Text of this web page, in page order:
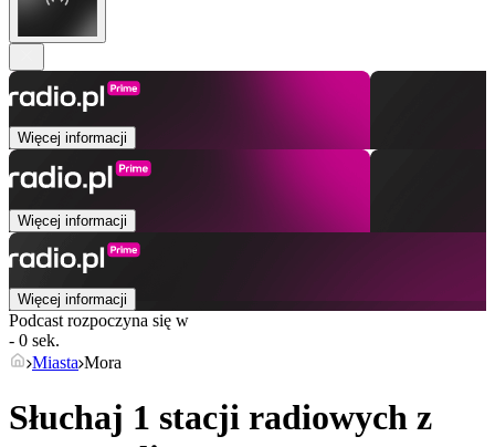
Więcej informacji
Więcej informacji
Więcej informacji
Podcast rozpoczyna się w
- 0 sek.
Miasta Mora
Słuchaj 1 stacji radiowych z